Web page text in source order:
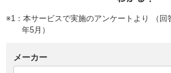
※1：本サービスで実施のアンケートより （回
年5月）
メーカー